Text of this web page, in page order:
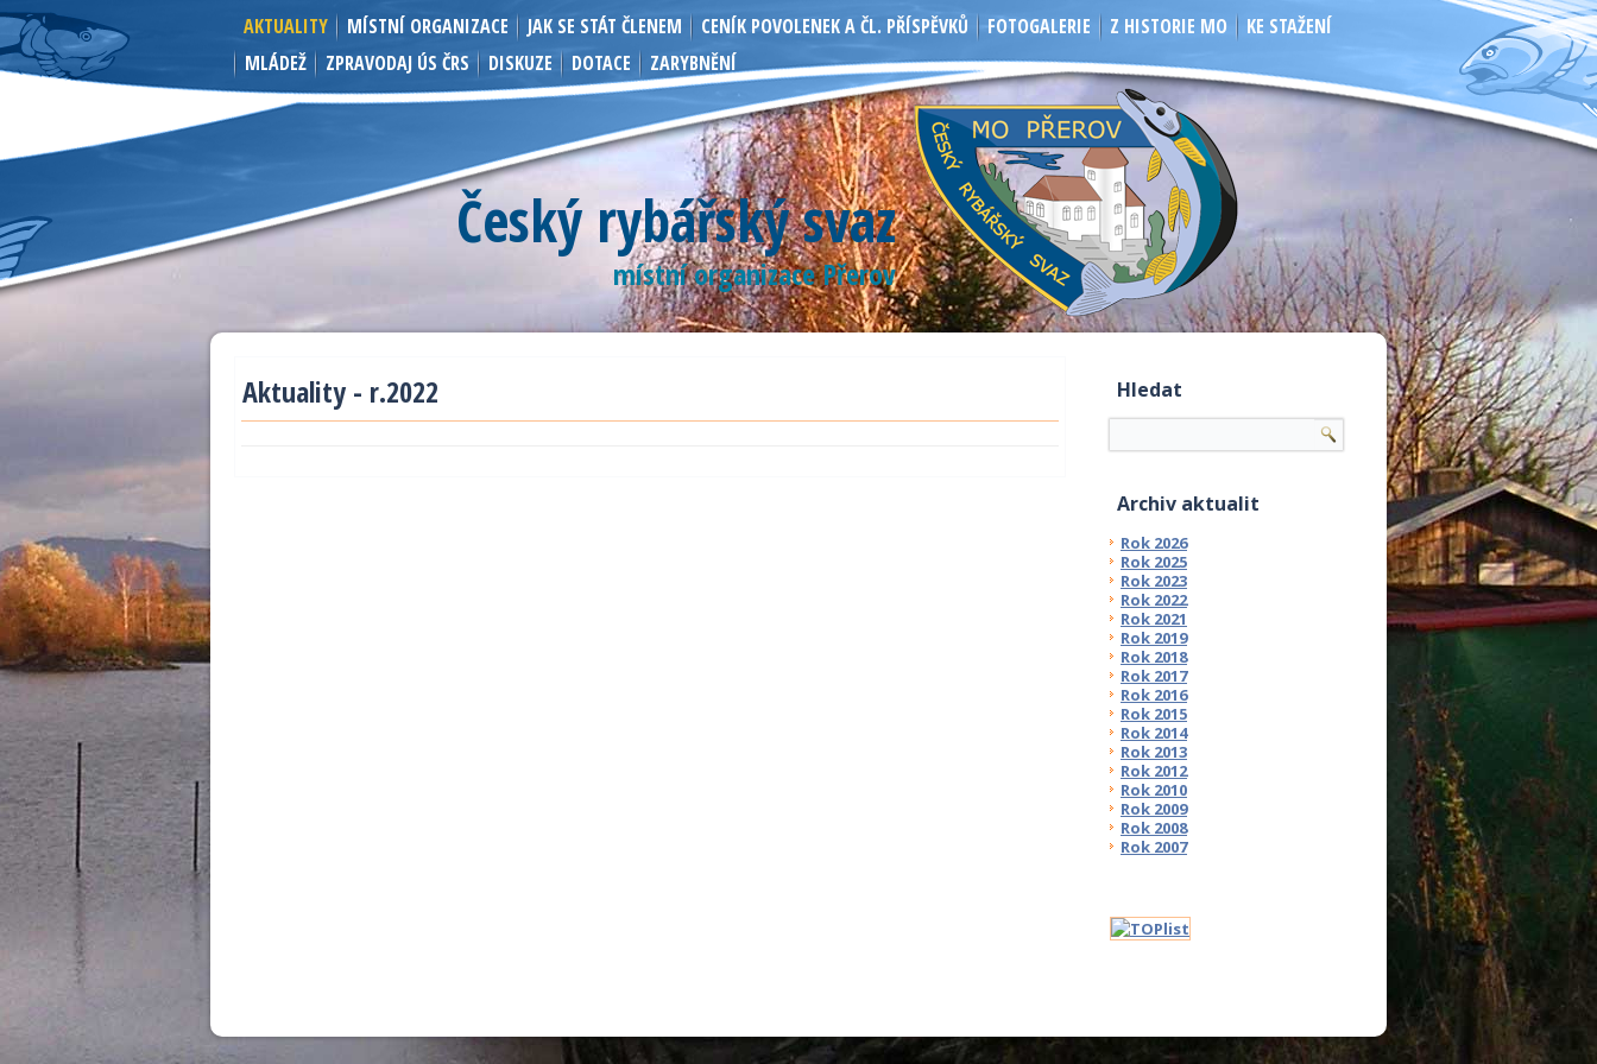
Český rybářský svaz
místní organizace Přerov
AKTUALITY MÍSTNÍ ORGANIZACE JAK SE STÁT ČLENEM CENÍK POVOLENEK A ČL. PŘÍSPĚVKŮ FOTOGALERIE Z HISTORIE MO
KE STAŽENÍ
MLÁDEŽ
ZPRAVODAJ ÚS ČRS DISKUZE DOTACE ZARYBNĚNÍ
Aktuality - r.2022 Hledat
Archiv aktualit
Rok 2026
Rok 2025
Rok 2023
Rok 2022
Rok 2021
Rok 2019
Rok 2018
Rok 2017
Rok 2016
Rok 2015
Rok 2014
Rok 2013
Rok 2012
Rok 2010
Rok 2009
Rok 2008
Rok 2007